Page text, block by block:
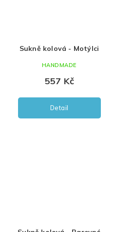
Sukně kolová - Motýlci
557 Kč
Detail
HANDMADE